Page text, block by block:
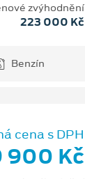
zvýhodnění
223 000 Kč
Benzín
cena s DPH
900 Kč